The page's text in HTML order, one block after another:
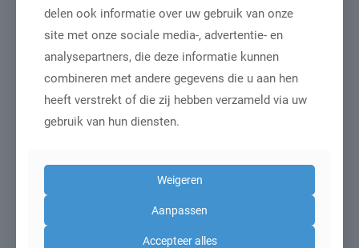
1 augustus 2026
Hout met afstand de populairste
materiaalsoort voor tafels en kasten
delen ook informatie over uw gebruik van onze
site met onze sociale media-, advertentie- en
analysepartners, die deze informatie kunnen
combineren met andere gegevens die u aan hen
heeft verstrekt of die zij hebben verzameld via uw
gebruik van hun diensten.
Weigeren
Aanpassen
Accepteer alles